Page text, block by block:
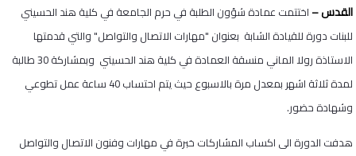
القدس – اختتمت عمادة شؤون الطلبة في حرم الجامعة في كلية هند الحسيني
للبنات دورة للقيادة الشابة بعنوان "مهارات الاتصال والتواصل" والتي قدمتها
الاستاذة رولا الماني منسقة العمادة في كلية هند الحسيني وبمشاركة 30 طالبة
لمدة ثلاثة اشهر بمعدل مرة بالاسبوع حيث يتم احتساب 40 ساعة عمل تطوعي
وشهادة حضور.
هدفت الدورة الى اكساب المشاركات خبرة في مهارات وفنون الاتصال والتواصل